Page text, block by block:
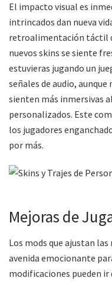
El impacto visual es
intrincados dan nueva
retroalimentación táctil
nuevos skins se siente
estuvieras jugando un
señales de audio,
sienten más inmersivas
personalizados. Este
los jugadores
por más.
Mejoras de
Los mods que ajustan
avenida emocionante
modificaciones pueden ir